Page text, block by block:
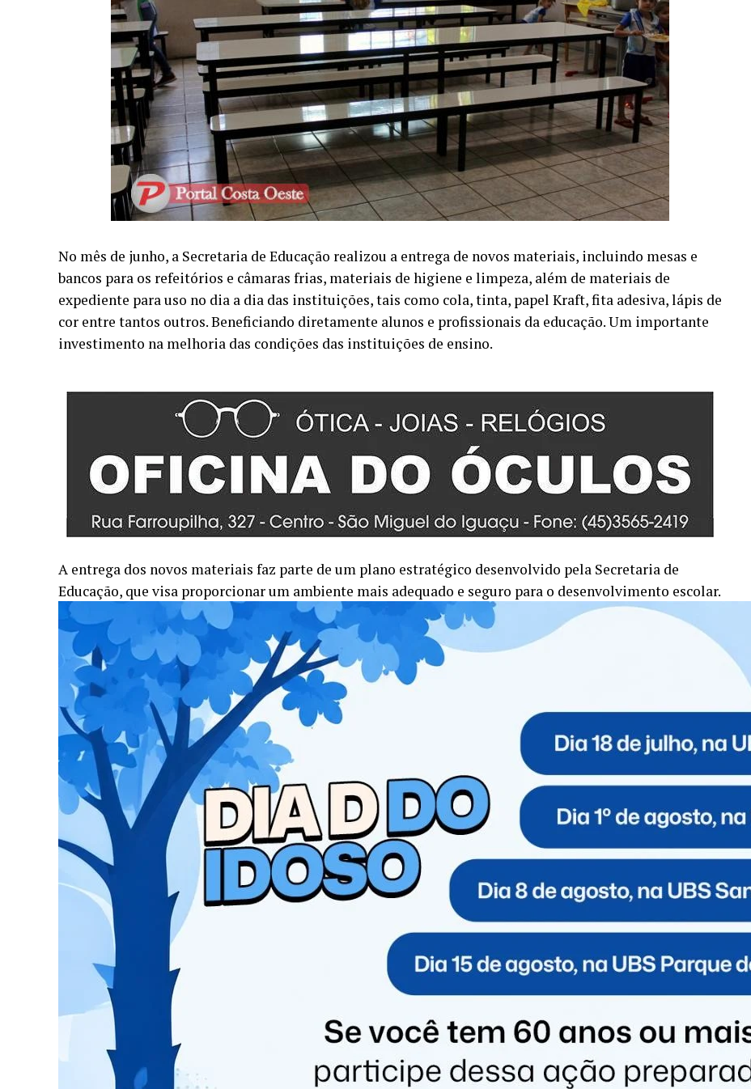
No mês de junho, a Secretaria de Educação realizou a entrega de novos materiais, incluindo mesas e
bancos para os refeitórios e câmaras frias, materiais de higiene e limpeza, além de materiais de
expediente para uso no dia a dia das instituições, tais como cola, tinta, papel Kraft, fita adesiva, lápis de
cor entre tantos outros. Beneficiando diretamente alunos e profissionais da educação. Um importante
investimento na melhoria das condições das instituições de ensino.
A entrega dos novos materiais faz parte de um plano estratégico desenvolvido pela Secretaria de
Educação, que visa proporcionar um ambiente mais adequado e seguro para o desenvolvimento escolar.
O Estoque de materiais de higiene e limpeza foi organizado para 1 ano. A secretária de Educação,
Verônica Rui, destacou a importância dessas ações para a comunidade escolar:
“Estamos comprometidos em oferecer uma estrutura de qualidade para nossos alunos e profissionais.
A aquisição de mesas e bancos novos para os refeitórios e de câmaras frias para o armazenamento
adequado de alimentos é uma ação essencial para garantir a segurança alimentar e o conforto dos
estudantes durante as refeições”, afirmou Verônica.
Além da entrega dos materiais, a Secretaria de Educação vem executando outras ações como reformas
em unidades escolares, construção da nova sede da Escola Carlos Gomes e capacitações para os
profissionais da educação. O objetivo é continuar avançando na oferta de um ensino de excelência,
promovendo um ambiente seguro e acolhedor para todos os alunos.
A Secretaria de Educação reafirma seu compromisso com a qualidade da educação, demonstrando que,
com investimentos adequados, é possível transformar a realidade das nossas escolas e proporcionar
um futuro melhor para nossos alunos.